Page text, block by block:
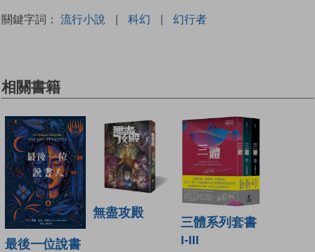
關鍵字詞： 流行小說 | 科幻 | 幻行者
相關書籍
最後一位說書
無盡攻殿
三體系列套書
I-III